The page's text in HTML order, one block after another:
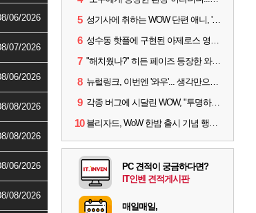
06/2026
07/2026
06/2026
08/2026
08/2026
06/2026
08/2026
5 성기사에 취하는 WOW 단편 애니, '신성한 모든 것'
6 성수동 핫플에 구현된 아제로스 영웅들의 안식처, WoW 홈스윗홈
7 "해치웠나?" 히든 페이즈 등장한 와우 '한밤', 세계 최초 킬은 '팀 리퀴드'
8 뉴럴링크, 이번엔 '와우'... 생각만으로 게임하는 시대 성큼
9 각종 버그에 시달린 WOW, "투명하고 신속한 소통과 대응 약속"
10 블리자드, WoW 한밤 출시 기념 행사 '홈스윗홈' 28일 개최
PC 견적이 궁금하다면?
IT인벤 견적게시판
매일매일,